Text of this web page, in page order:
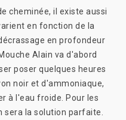
cheminée, il existe aussi
en fonction de la
en profondeur
Alain va d'abord
poser quelques heures
noir et d'ammoniaque,
à l'eau froide. Pour les
sera la solution parfaite.